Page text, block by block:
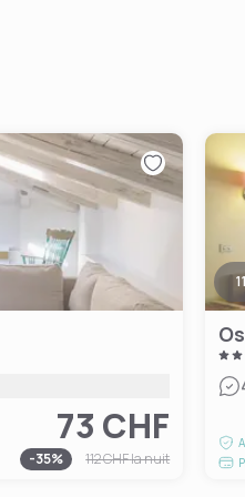
73 CHF
-35% 112 CHFla nuit